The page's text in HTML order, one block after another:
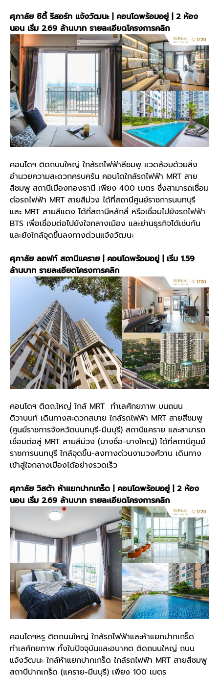
ศุภาลัย ซิตี้ รีสอร์ท แจ้งวัฒนะ | คอนโดพร้อมอยู่ | 2 ห้อง
นอน เริ่ม 2.69 ล้านบาท รายละเอียดโครงการคลิก
คอนโดฯ ติดถนนใหญ่ ใกล้รถไฟฟ้าสีชมพู แวดล้อมด้วยสิ่ง
อำนวยความสะดวกครบครัน คอนโดใกล้รถไฟฟ้า MRT สาย
สีชมพู สถานีเมืองทองธานี เพียง 400 เมตร ซึ่งสามารถเชื่อม
ต่อรถไฟฟ้า MRT สายสีม่วง ได้ที่สถานีศูนย์ราชการนนทบุรี
และ MRT สายสีแดง ได้ที่สถานีหลักสี่ หรือเชื่อมไปยังรถไฟฟ้า
BTS เพื่อเชื่อมต่อไปยังใจกลางเมือง และย่านธุรกิจได้เช่นกัน
และยังใกล้จุดขึ้นลงทางด่วนแจ้งวัฒนะ
ศุภาลัย ลอฟท์ สถานีแคราย | คอนโดพร้อมอยู่ | เริ่ม 1.59
ล้านบาท รายละเอียดโครงการคลิก
คอนโดฯ ติดถ.ใหญ่ ใกล้ MRT ทำเลศักยภาพ บนถนน
ติวานนท์ เดินทางสะดวกสบาย ใกล้รถไฟฟ้า MRT สายสีชมพู
(ศูนย์ราชการจังหวัดนนทบุรี-มีนบุรี) สถานีแคราย และสามารถ
เชื่อมต่อสู่ MRT สายสีม่วง (บางซื่อ-บางใหญ่) ได้ที่สถานีศูนย์
ราชการนนทบุรี ใกล้จุดขึ้น-ลงทางด่วนงามวงศ์วาน เดินทาง
เข้าสู่ใจกลางเมืองได้อย่างรวดเร็ว
ศุภาลัย วิสต้า ห้าแยกปากเกร็ด | คอนโดพร้อมอยู่ | 2 ห้อง
นอน เริ่ม 2.69 ล้านบาท รายละเอียดโครงการคลิก
คอนโดฯหรู ติดถนนใหญ่ ใกล้รถไฟฟ้าและห้าแยกปากเกร็ด
ทำเลศักยภาพ ทั้งในปัจจุบันและอนาคต ติดถนนใหญ่ ถนน
แจ้งวัฒนะ ใกล้ห้าแยกปากเกร็ด ใกล้รถไฟฟ้า MRT สายสีชมพู
สถานีปากเกร็ด (แคราย-มีนบุรี) เพียง 100 เมตร